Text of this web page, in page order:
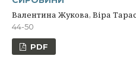
Валентина Жукова, Віра
44-50
PDF